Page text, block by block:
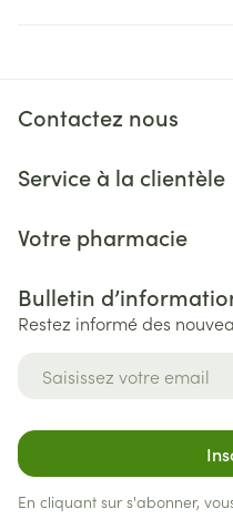
Contactez nous
Service à la clientèle
Votre pharmacie
Bulletin
Restez informé des
En cliquant sur s'abonner,